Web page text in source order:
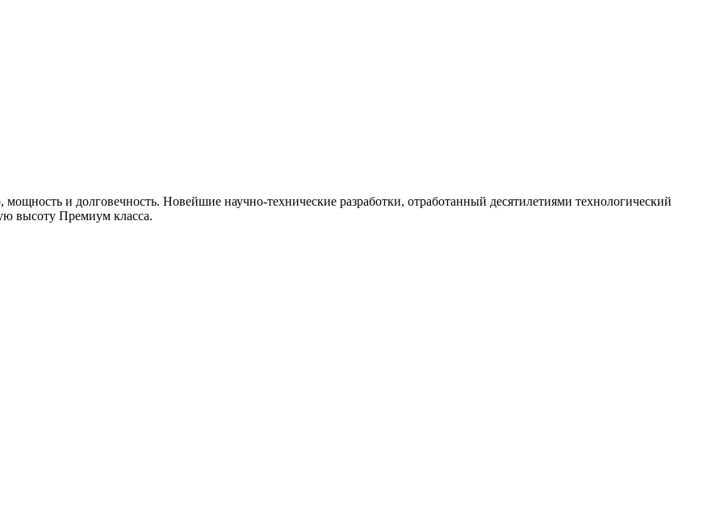
и долговечность. Новейшие научно-технические разработки, отработанный десятилетиями технологический
высоту Премиум класса.